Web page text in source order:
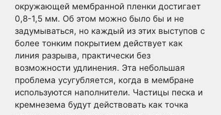
окружающей мембранной пленки достигает
0,8-1,5 мм. Об этом можно было бы и не
задумываться, но каждый из этих выступов с
более тонким покрытием действует как
линия разрыва, практически без
возможности удлинения. Эта небольшая
проблема усугубляется, когда в мембране
используются наполнители. Частицы песка и
кремнезема будут действовать как точка